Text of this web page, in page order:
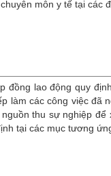
môn y tế tại các
lao động quy
làm các công việc đã
thu sự nghiệp
tại các mục tương